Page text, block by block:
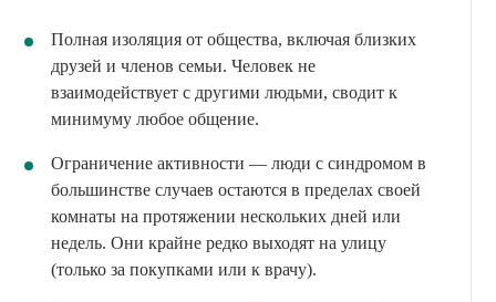
Полная изоляция от общества, включая близких
друзей и членов семьи. Человек не
взаимодействует с другими людьми, сводит к
минимуму любое общение.
Ограничение активности — люди с синдромом в
большинстве случаев остаются в пределах своей
комнаты на протяжении нескольких дней или
недель. Они крайне редко выходят на улицу
(только за покупками или к врачу).